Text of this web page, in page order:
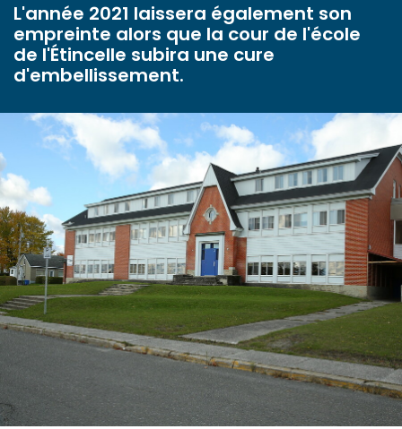
L'année 2021 laissera également son
empreinte alors que la cour de l'école
de l'Étincelle subira une cure
d'embellissement.